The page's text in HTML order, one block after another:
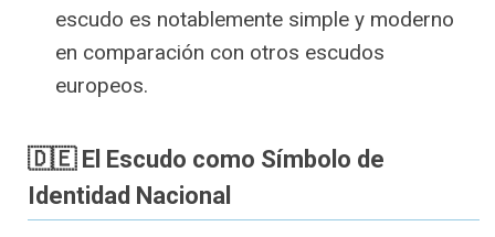
escudo es notablemente simple y moderno
en comparación con otros escudos
europeos.
🇩🇪 El Escudo como Símbolo de
Identidad Nacional